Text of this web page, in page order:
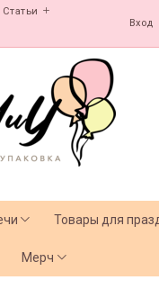
Статьи
Вход
Товары для
Мерч